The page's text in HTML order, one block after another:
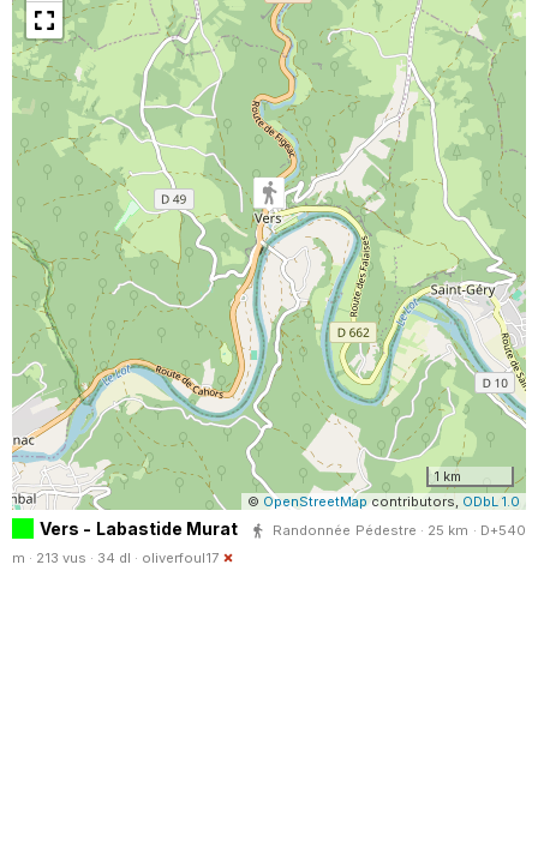
Horodatage Photos
1 km
© OpenStreetMap contributors, ODbL 1.0
Vers - Labastide Murat
Randonnée Pédestre · 25 km · D+540
m · 213 vus · 34 dl · oliverfoul17